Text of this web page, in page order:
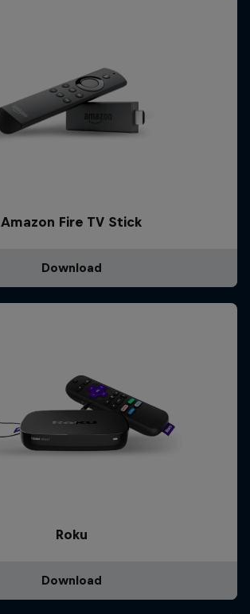
Amazon Fire TV Stick
Download
Roku
Download